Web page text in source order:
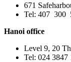
671
Tel: 407 300
Hanoi office
Level 9, 20
Tel: 024 3847